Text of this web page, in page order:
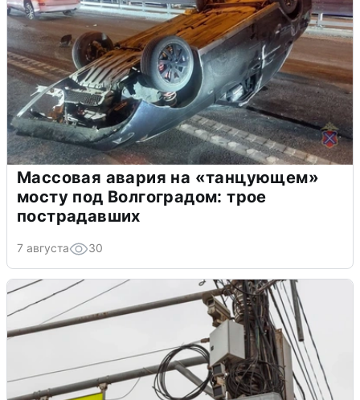
Массовая авария на «танцующем»
мосту под Волгоградом: трое
пострадавших
7 августа 30